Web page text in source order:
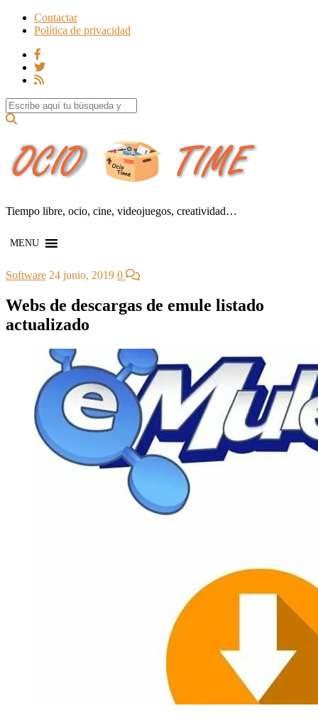
Contactar
Política de privacidad
Search for:
Tiempo libre, ocio, cine, videojuegos, creatividad…
MENU
Software 24 junio, 2019 0
Webs de descargas de emule listado
actualizado